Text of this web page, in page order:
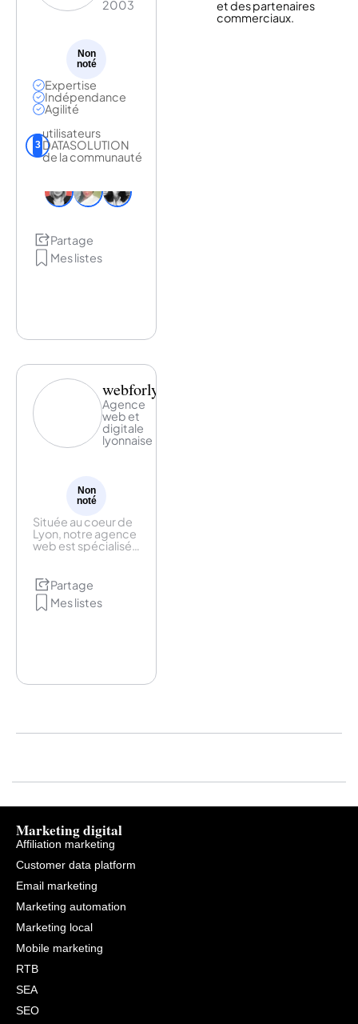
2003
Non
noté
Expertise
Indépendance
Agilité
3
utilisateurs
DATASOLUTION
de la communauté
Partage
Mes listes
webforlyon
Agence
web et
digitale
lyonnaise
Non
noté
Située au coeur de
Lyon, notre agence
web est spécialisée
maintenance des
sites internet.
Composée
main avec vous
Partage
Mes listes
et des partenaires
commerciaux.
Marketing digital
Affiliation marketing
Customer data platform
Email marketing
Marketing automation
Marketing local
Mobile marketing
RTB
SEA
SEO